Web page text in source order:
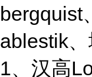
bergquist
ablestik
1、汉高